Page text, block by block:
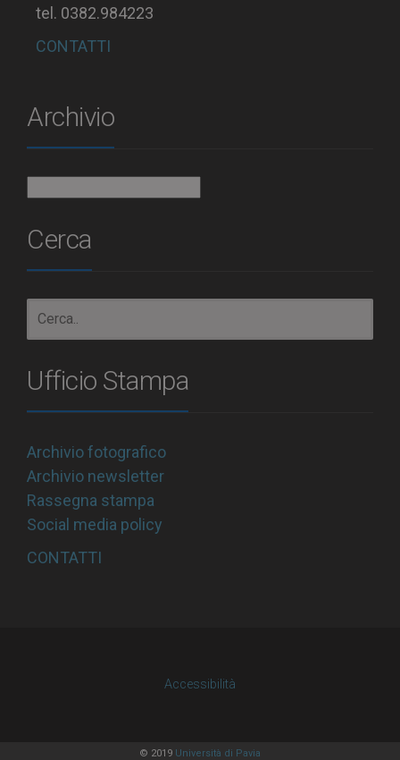
tel. 0382.984223
CONTATTI
Archivio
Cerca
Ufficio Stampa
Archivio fotografico
Archivio newsletter
Rassegna stampa
Social media policy
CONTATTI
Accessibilità
© 2019 Università di Pavia